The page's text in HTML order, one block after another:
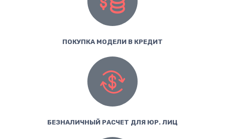
ПОКУПКА МОДЕЛИ В КРЕДИТ
БЕЗНАЛИЧНЫЙ РАСЧЕТ ДЛЯ ЮР. ЛИЦ